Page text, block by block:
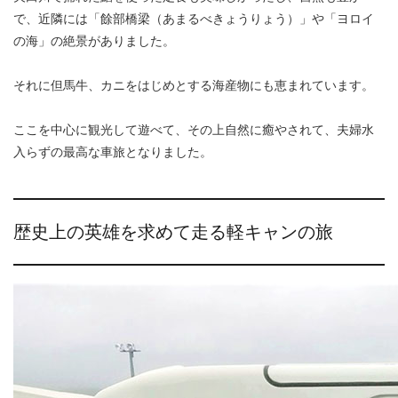
で、近隣には「餘部橋梁（あまるべきょうりょう）」や「ヨロイ
の海」の絶景がありました。
それに但馬牛、カニをはじめとする海産物にも恵まれています。
ここを中心に観光して遊べて、その上自然に癒やされて、夫婦水
入らずの最高な車旅となりました。
歴史上の英雄を求めて走る軽キャンの旅